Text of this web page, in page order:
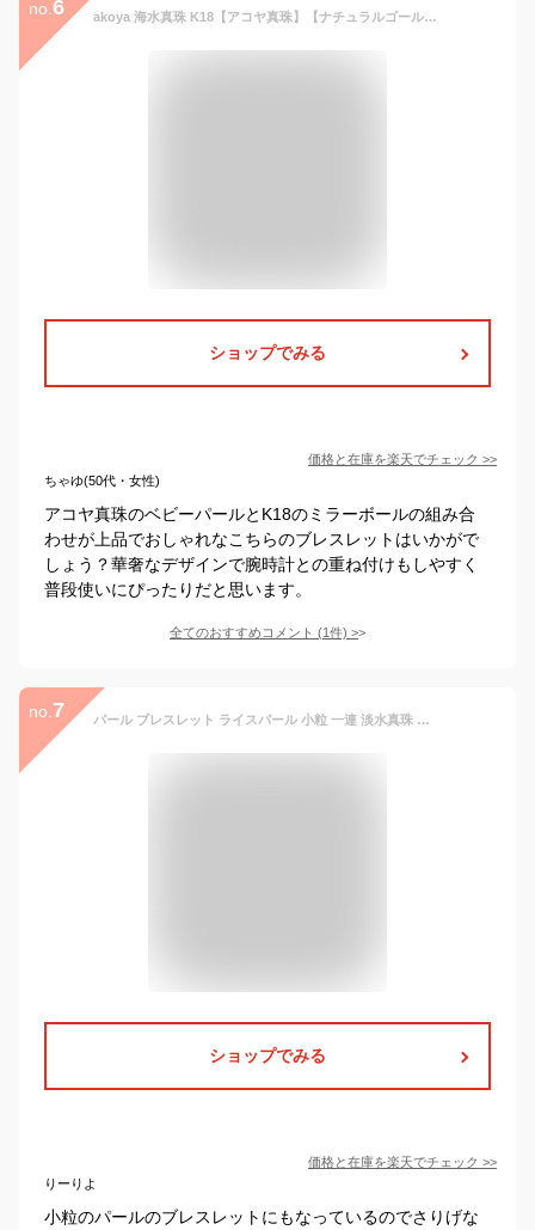
no. 6 akoya 海水真珠 K18【アコヤ真珠】【ナチュラルゴールド】ベビーパール ブレスレット ミラーボール【新作】【製品保証】
ショップでみる
価格と在庫を楽天でチェック >>
ちゃゆ(50代・女性)
アコヤ真珠のベビーパールとK18のミラーボールの組み合
わせが上品でおしゃれなこちらのブレスレットはいかがで
しょう？華奢なデザインで腕時計との重ね付けもしやすく
普段使いにぴったりだと思います。
全てのおすすめコメント (1件) >
no. 7 パール ブレスレット ライスパール 小粒 一連 淡水真珠 淡水パール 本真珠 K10 YG レディース 真珠 冠婚葬祭 フォーマル 結婚式 パーティアクセサリー ジュエリー 卒業式 入学式 成人式 二十歳 プレゼント 女性 誕生日 ギフト
ショップでみる
価格と在庫を楽天でチェック >>
りーりよ
小粒のパールのブレスレットにもなっているのでさりげな